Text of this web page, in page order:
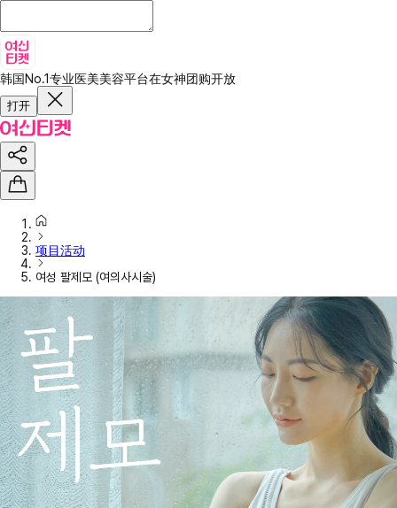
韩国No.1专业医美美容平台在女神团购开放
打开
项目活动
여성 팔제모 (여의사시술)